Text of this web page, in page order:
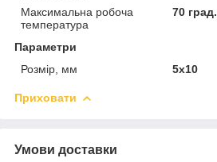
Максимальна робоча
температура
70 град.
Параметри
Розмір, мм
5х10
Приховати
Умови доставки